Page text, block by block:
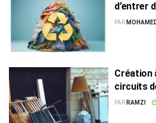
d’entrer
pour
PAR
Création
circuits
PAR RAMZI